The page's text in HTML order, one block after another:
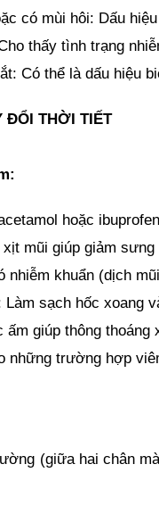
có mùi hôi: Dấu
thấy tình trạng
Có thể là dấu hiệu
ĐỔI THỜI TIẾT
hoặc
mũi giúp giảm sưng
khuẩn (dịch
sạch hốc xoang
giúp thông thoáng
những trường hợp
(giữa hai chân